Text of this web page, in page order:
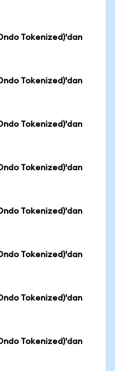
Tokenized)'dan
Tokenized)'dan
Tokenized)'dan
Tokenized)'dan
Tokenized)'dan
Tokenized)'dan
Tokenized)'dan
Tokenized)'dan